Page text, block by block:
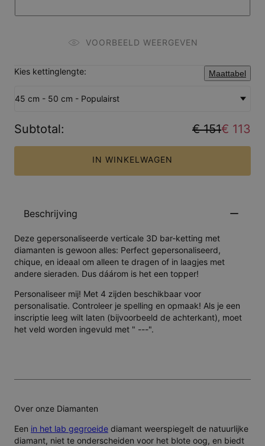
VOORBEELD WEERGEVEN
Kies kettinglengte: Maattabel
45 cm - 50 cm - Populairst
Subtotal: € 151€ 113
IN WINKELWAGEN
Beschrijving
Deze gepersonaliseerde verticale 3D bar-ketting met
diamanten is gewoon alles: Perfect gepersonaliseerd,
chique, en ideaal om alleen te dragen of in laagjes met
andere sieraden. Dus dáárom is het een topper!
Personaliseer mij! Met 4 zijden beschikbaar voor
personalisatie. Controleer je spelling en opmaak! Als je een
inscriptie leeg wilt laten (bijvoorbeeld de achterkant), moet
het veld worden ingevuld met " ---".
Over onze Diamanten
Een in het lab gegroeide diamant weerspiegelt de natuurlijke
diamant, niet te onderscheiden voor het blote oog, en biedt